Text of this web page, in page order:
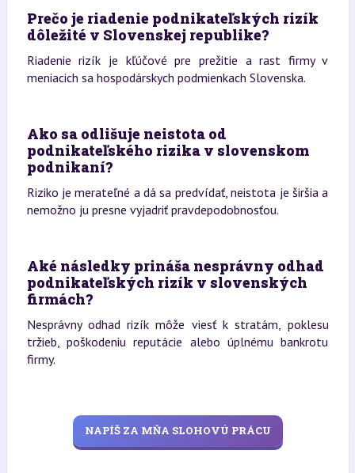
Prečo je riadenie podnikateľských rizík
dôležité v Slovenskej republike?
Riadenie rizík je kľúčové pre prežitie a rast firmy v
meniacich sa hospodárskych podmienkach Slovenska.
Ako sa odlišuje neistota od
podnikateľského rizika v slovenskom
podnikaní?
Riziko je merateľné a dá sa predvídať, neistota je širšia a
nemožno ju presne vyjadriť pravdepodobnosťou.
Aké následky prináša nesprávny odhad
podnikateľských rizík v slovenských
firmách?
Nesprávny odhad rizík môže viesť k stratám, poklesu
tržieb, poškodeniu reputácie alebo úplnému bankrotu
firmy.
NAPÍŠ ZA MŇA SLOHOVÚ PRÁCU